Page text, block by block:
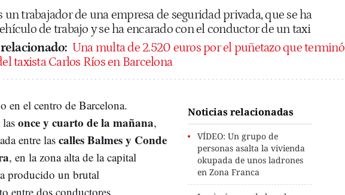
un trabajador de una empresa de seguridad privada, que se ha
de trabajo y se ha encarado con el conductor de un taxi
Una multa de 2.520 euros por el puñetazo que terminó
taxista Carlos Ríos en Barcelona
Noticias relacionadas
VÍDEO: Un grupo de
personas asalta la vivienda
okupada de unos ladrones
en Zona Franca
en el centro de Barcelona.
once y cuarto de la mañana,
entre las calles Balmes y Conde
, en la zona alta de la capital
producido un brutal
entre dos conductores.